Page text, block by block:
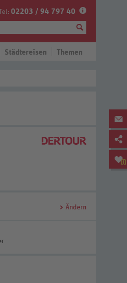
Tel: 02203 / 94 797 40
Städtereisen Themen
0
Ändern